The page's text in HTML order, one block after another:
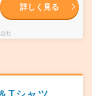
詳しく見る
社